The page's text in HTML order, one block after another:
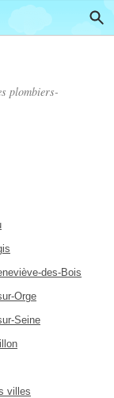
plombiers-
des-Bois
Orge
Seine
villes